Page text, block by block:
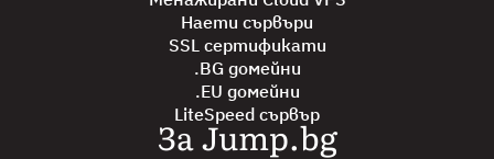
Наети сървъри
SSL сертификати
.BG домейни
.EU домейни
LiteSpeed сървър
За Jump.bg